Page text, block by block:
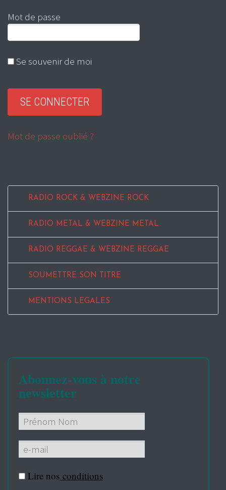
Mot de passe
Se souvenir de moi
Mot de passe oublié ?
RADIO ROCK & WEBZINE ROCK
RADIO METAL & WEBZINE METAL
RADIO REGGAE & WEBZINE REGGAE
SOUMETTRE SON TITRE
MENTIONS LEGALES
Abonnez-vous à notre
newsletter
Lire nos conditions